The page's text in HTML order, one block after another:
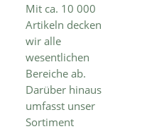
Mit ca. 10 000
Artikeln decken
wir alle
wesentlichen
Bereiche ab.
Darüber hinaus
umfasst unser
Sortiment